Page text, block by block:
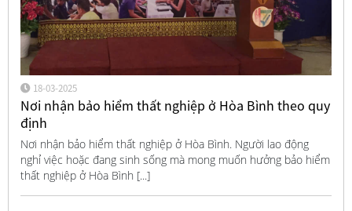
18-03-2025
Nơi nhận bảo hiểm thất nghiệp ở Hòa Bình theo quy
định
Nơi nhận bảo hiểm thất nghiệp ở Hòa Bình. Người lao động
nghỉ việc hoặc đang sinh sống mà mong muốn hưởng bảo hiểm
thất nghiệp ở Hòa Bình [...]